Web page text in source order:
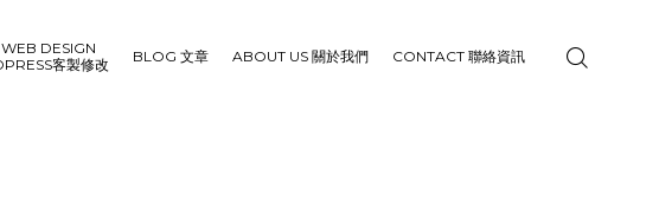
DESIGN
客製修改
BLOG 文章 ABOUT US 關於我們 CONTACT 聯絡資訊